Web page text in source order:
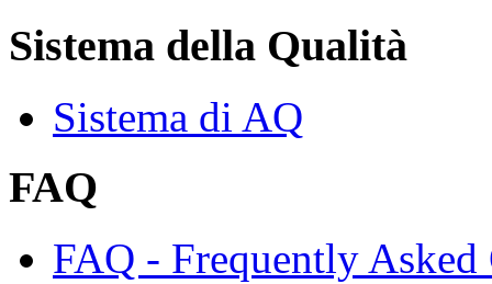
Sistema della Qualità
Sistema di AQ
FAQ
FAQ - Frequently Asked